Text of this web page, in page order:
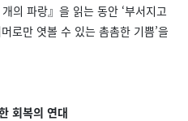
의 파랑』을 읽는 동안 ‘부서지고
로만 엿볼 수 있는 촘촘한 기쁨’을
회복의 연대